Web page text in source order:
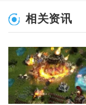
相关资讯